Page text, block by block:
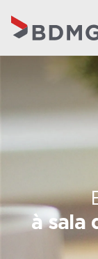
à sala